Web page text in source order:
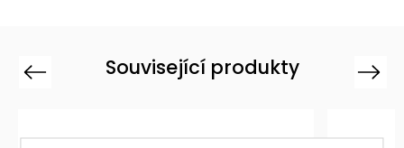
Související produkty
Previous Next